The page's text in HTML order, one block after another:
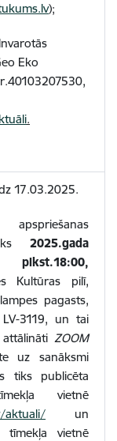
);
Eko
.
17.03.2025.
2025.gada
Kultūras pilī,
pagasts,
3119, un tai
ZOOM
uz sanāksmi
tiks publicēta
vietnē
aktuali/ un
tīmekļa vietnē